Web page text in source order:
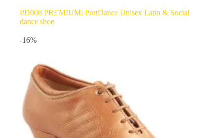
PD008 PREMIUM: PortDance Unisex Latin & Social
dance shoe
-16%